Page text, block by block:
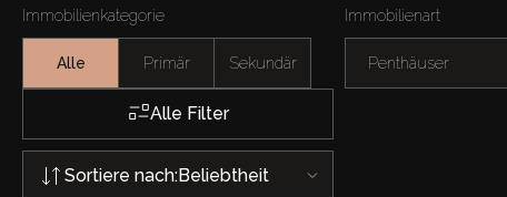
Immobilienkategorie
Alle Primär Sekundär
Immobilienart
Penthäuser
Alle Filter
Sortiere nach:Beliebtheit